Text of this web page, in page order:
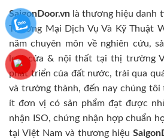
SaigonDoor.vn là thương hiệu danh
Thương Mại Dịch Vụ Và Kỹ Thuật
năm chuyên môn về nghiên cứu,
loại cửa & nội thất tại thị trường
phát triển của đất nước, trải qua
và trưởng thành, đến nay chúng
ít đơn vị có sản phẩm đạt được
nhận ISO, chứng nhận hợp chuẩn
tại Việt Nam và thương hiệu